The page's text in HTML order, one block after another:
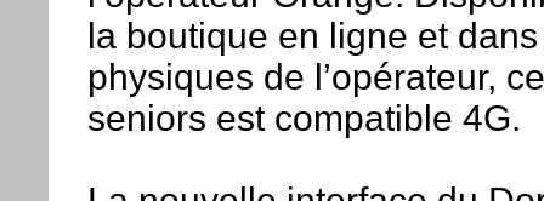
la boutique en ligne et
physiques de l’opérateur,
seniors est compatible 4G.